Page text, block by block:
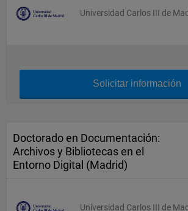
Universidad Carlos III de
Solicitar información
Doctorado en Documentación:
Archivos y Bibliotecas en el
Entorno Digital (Madrid)
Universidad Carlos III de